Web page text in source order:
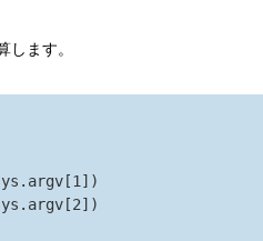
します。